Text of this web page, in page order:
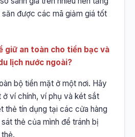
được các mã giảm giá tốt
giữ an toàn cho tiền bạc và
lịch nước ngoài?
bộ tiền mặt ở một nơi. Hãy
ở ví chính, ví phụ và két sắt
thẻ tín dụng tại các cửa hàng
thẻ của mình để tránh bị